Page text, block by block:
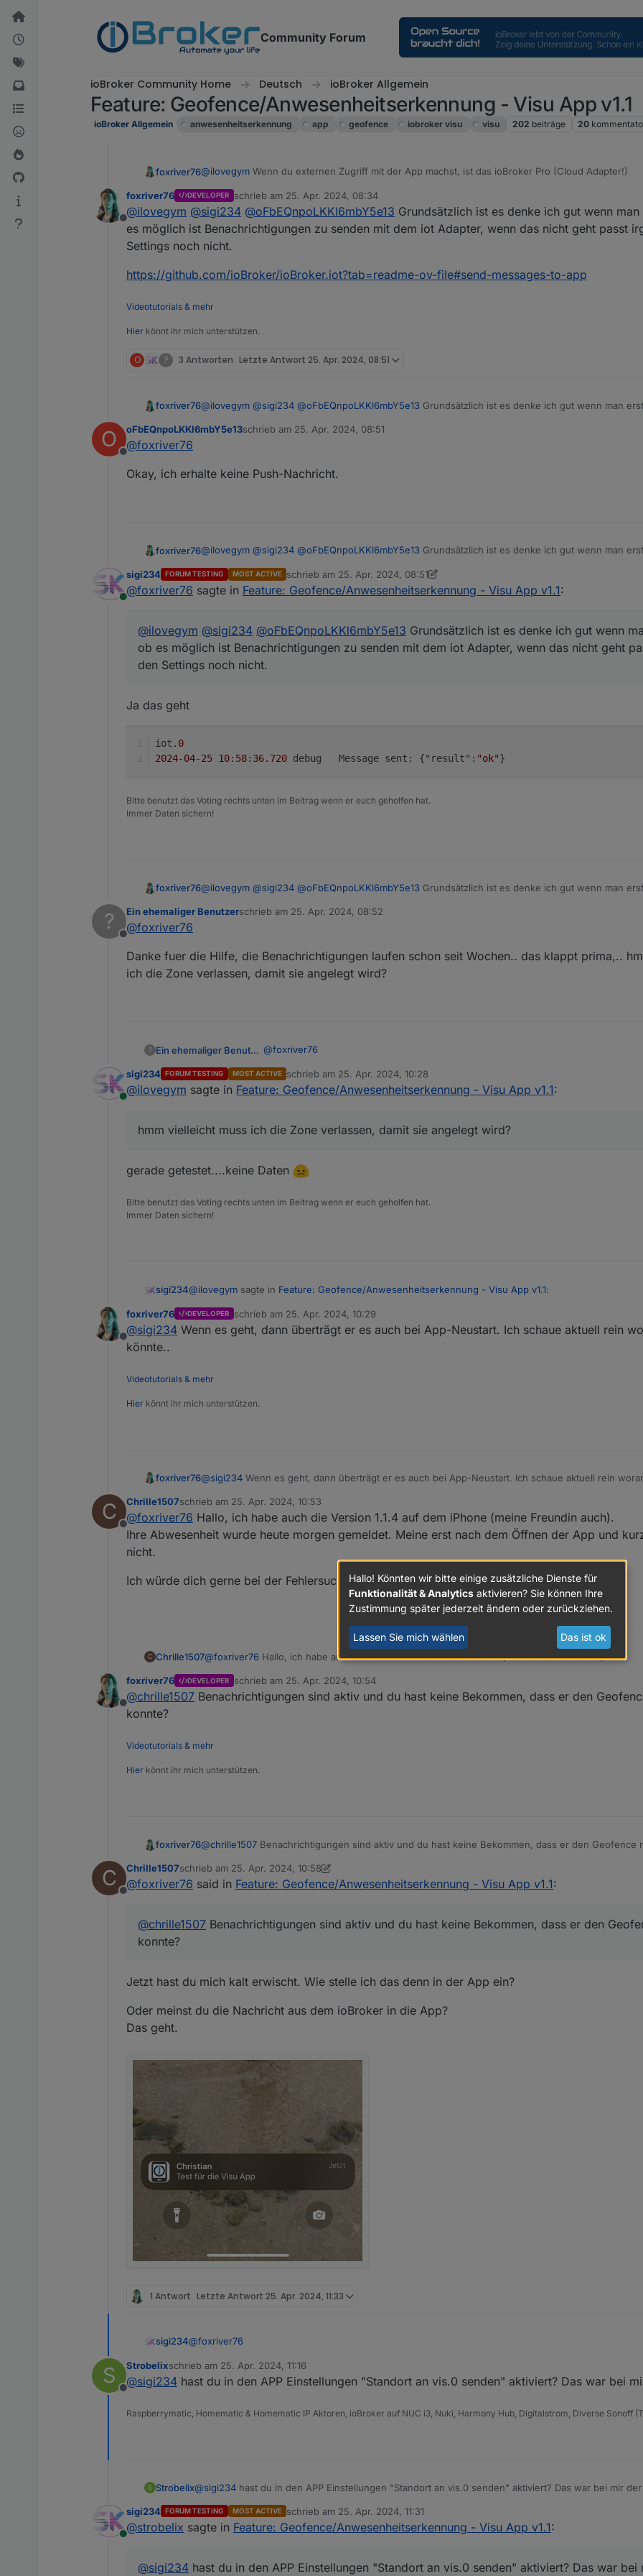
Weiter zum Inhalt
Community Forum
ioBroker Community Home Deutsch ioBroker Allgemein
Feature: Geofence/Anwesenheitserkennung - Visu App v1.1
ioBroker Allgemein anwesenheitserkennung app geofence iobroker visu visu 202 beiträge 20
foxriver76@ilovegym Wenn du externen Zugriff mit der App machst, ist das ioBroker Pro (Cloud Adapter!)
Wenn du keinen externen Zugriff wünschst, aber Geofence - dann einfach nur die Daten
Zugriff wieder auf irgendeinen Dummy legen. Siehe auch die Infobox im Geofence Menü wenn
How-To klickt, bzw erster Post hier.
Offline
foxriver76 DEVELOPER schrieb am 25. Apr. 2024, 08:34
zuletzt editiert von
@ilovegym @sigi234 @oFbEQnpoLKKl6mbY5e13 Grundsätzlich ist es denke ich gut wenn
es möglich ist Benachrichtigungen zu senden mit dem iot Adapter, wenn das nicht geht passt
Settings noch nicht.
https://github.com/ioBroker/ioBroker.iot?tab=readme-ov-file#send-messages-to-app
Videotutorials & mehr
Hier könnt ihr mich unterstützen.
O ? 3 Antworten Letzte Antwort 25. Apr. 2024, 08:51
foxriver76@ilovegym @sigi234 @oFbEQnpoLKKl6mbY5e13 Grundsätzlich ist es denke ich gut wenn man
noch nicht.
https://github.com/ioBroker/ioBroker.iot?tab=readme-ov-file#send-messages-to-app
O
Offline
oFbEQnpoLKKl6mbY5e13schrieb am 25. Apr. 2024, 08:51
zuletzt editiert von
@foxriver76
Okay, ich erhalte keine Push-Nachricht.
foxriver76@ilovegym @sigi234 @oFbEQnpoLKKl6mbY5e13 Grundsätzlich ist es denke ich gut wenn man
noch nicht.
https://github.com/ioBroker/ioBroker.iot?tab=readme-ov-file#send-messages-to-app
Online
sigi234 FORUM TESTING MOST ACTIVE schrieb am 25. Apr. 2024, 08:51
zuletzt editiert von sigi234
@foxriver76 sagte in Feature: Geofence/Anwesenheitserkennung - Visu App v1.1:
@ilovegym @sigi234 @oFbEQnpoLKKl6mbY5e13 Grundsätzlich ist es denke ich gut wenn
ob es möglich ist Benachrichtigungen zu senden mit dem iot Adapter, wenn das nicht geht
den Settings noch nicht.
Ja das geht
iot. 0
2024-04-25 10: 58: 36.720
	debug	Message sent: {"result":
"ok"}
Bitte benutzt das Voting rechts unten im Beitrag wenn er euch geholfen hat.
Immer Daten sichern!
foxriver76@ilovegym @sigi234 @oFbEQnpoLKKl6mbY5e13 Grundsätzlich ist es denke ich gut wenn man
noch nicht.
https://github.com/ioBroker/ioBroker.iot?tab=readme-ov-file#send-messages-to-app
?
Offline
Ein ehemaliger Benutzerschrieb am 25. Apr. 2024, 08:52
zuletzt editiert von
@foxriver76
Danke fuer die Hilfe, die Benachrichtigungen laufen schon seit Wochen.. das klappt prima,..
ich die Zone verlassen, damit sie angelegt wird?
? Ein ehemaliger Benutzer @foxriver76
Danke fuer die Hilfe, die Benachrichtigungen laufen schon seit Wochen.. das klappt
muss ich die Zone verlassen, damit sie angelegt wird?
Online
sigi234 FORUM TESTING MOST ACTIVE schrieb am 25. Apr. 2024, 10:28
zuletzt editiert von
@ilovegym sagte in Feature: Geofence/Anwesenheitserkennung - Visu App v1.1:
hmm vielleicht muss ich die Zone verlassen, damit sie angelegt wird?
gerade getestet....keine Daten
Bitte benutzt das Voting rechts unten im Beitrag wenn er euch geholfen hat.
Immer Daten sichern!
sigi234@ilovegym sagte in Feature: Geofence/Anwesenheitserkennung - Visu App v1.1:
hmm vielleicht muss ich die Zone verlassen, damit sie angelegt wird?
Offline
foxriver76 DEVELOPER schrieb am 25. Apr. 2024, 10:29
zuletzt editiert von
@sigi234 Wenn es geht, dann überträgt er es auch bei App-Neustart. Ich schaue aktuell rein
könnte..
Videotutorials & mehr
Hier könnt ihr mich unterstützen.
foxriver76@sigi234 Wenn es geht, dann überträgt er es auch bei App-Neustart. Ich schaue aktuell rein
C
Offline
Chrille1507schrieb am 25. Apr. 2024, 10:53
zuletzt editiert von
@foxriver76 Hallo, ich habe auch die Version 1.1.4 auf dem iPhone (meine Freundin auch).
Ihre Abwesenheit wurde heute morgen gemeldet. Meine erst nach dem Öffnen der App und
nicht.
Ich würde dich gerne bei der Fehlersuche unterstützen. Wie kann man helfen?
C Chrille1507@foxriver76 Hallo, ich habe auch die Version 1.1.4 auf dem iPhone (meine Freundin auch).
Ich würde dich gerne bei der Fehlersuche unterstützen. Wie kann man helfen?
Offline
foxriver76 DEVELOPER schrieb am 25. Apr. 2024, 10:54
zuletzt editiert von
@chrille1507 Benachrichtigungen sind aktiv und du hast keine Bekommen, dass er den
konnte?
Videotutorials & mehr
Hier könnt ihr mich unterstützen.
foxriver76@chrille1507 Benachrichtigungen sind aktiv und du hast keine Bekommen, dass er den Geofence
C
Offline
Chrille1507schrieb am 25. Apr. 2024, 10:58
zuletzt editiert von Chrille1507
@foxriver76 said in Feature: Geofence/Anwesenheitserkennung - Visu App v1.1:
@chrille1507 Benachrichtigungen sind aktiv und du hast keine Bekommen, dass er den
konnte?
Jetzt hast du mich kalt erwischt. Wie stelle ich das denn in der App ein?
Oder meinst du die Nachricht aus dem ioBroker in die App?
Das geht.
1 Antwort Letzte Antwort 25. Apr. 2024, 11:33
sigi234@foxriver76
Hallo,
Ab wann wird eine Nachricht gesendet? Auch wenn ich das Handy ausschalte?
S
Offline
Strobelixschrieb am 25. Apr. 2024, 11:16
zuletzt editiert von
@sigi234 hast du in den APP Einstellungen "Standort an vis.0 senden" aktiviert? Das war bei
Raspberrymatic, Homematic & Homematic IP Aktoren, ioBroker auf NUC i3, Nuki, Harmony Hub, Digitalstrom, Diverse Sonoff
S Strobelix@sigi234 hast du in den APP Einstellungen "Standort an vis.0 senden" aktiviert? Das war bei mir
Online
sigi234 FORUM TESTING MOST ACTIVE schrieb am 25. Apr. 2024, 11:31
zuletzt editiert von
@strobelix sagte in Feature: Geofence/Anwesenheitserkennung - Visu App v1.1:
@sigi234 hast du in den APP Einstellungen "Standort an vis.0 senden" aktiviert? Das war bei
Hallo! Könnten wir bitte einige zusätzliche Dienste für
Funktionalität & Analytics aktivieren? Sie können Ihre
Zustimmung später jederzeit ändern oder zurückziehen.
Lassen Sie mich wählen Das ist ok